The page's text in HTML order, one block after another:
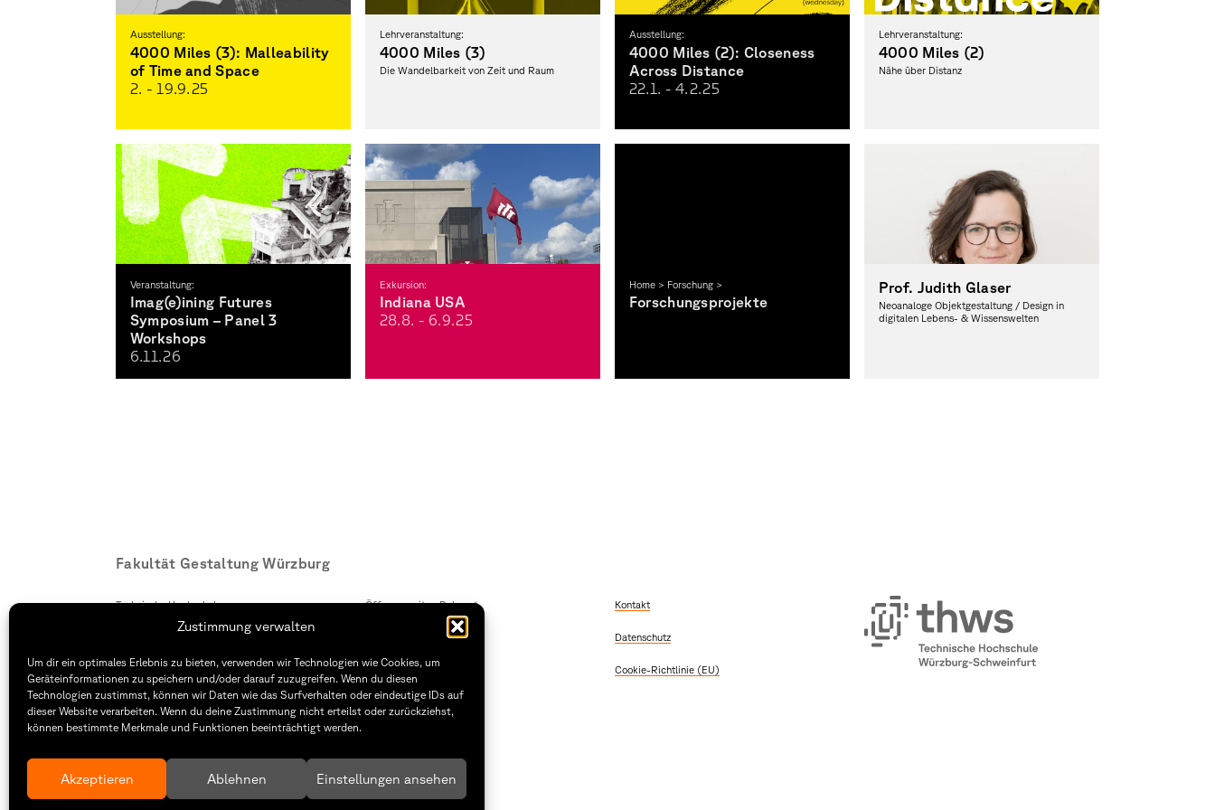
Zustimmung verwalten
Um dir ein optimales Erlebnis zu bieten, verwenden wir Technologien wie Cookies, um
Geräteinformationen zu speichern und/oder darauf zuzugreifen. Wenn du diesen
Technologien zustimmst, können wir Daten wie das Surfverhalten oder eindeutige IDs auf
dieser Website verarbeiten. Wenn du deine Zustimmung nicht erteilst oder zurückziehst,
können bestimmte Merkmale und Funktionen beeinträchtigt werden.
Akzeptieren Ablehnen Einstellungen ansehen
Ausstellung:
4000 Miles (3): Malleability
of Time and Space
2. - 19.9.25
Lehrveranstaltung:
4000 Miles (3)
Die Wandelbarkeit von Zeit und Raum
Ausstellung:
4000 Miles (2): Closeness
Across Distance
22.1. - 4.2.25
Lehrveranstaltung:
4000 Miles (2)
Nähe über Distanz
Veranstaltung:
Imag(e)ining Futures
Symposium – Panel 3
Workshops
6.11.26
Exkursion:
Indiana USA
28.8. - 6.9.25
Home > Forschung >
Forschungsprojekte
Prof. Judith Glaser
Neoanaloge Objektgestaltung / Design in
digitalen Lebens- & Wissenswelten
Fakultät Gestaltung Würzburg
Technische Hochschule
Würzburg-Schweinfurt
97074 Würzburg
tel: +49 931 35 11 93 02
mail: dekanat.fg@thws.de
Öffnungszeiten Dekanat
Dienstag & Donnerstag
8:30 – 15:30
Raum: I.1.29
Kontakt
Datenschutz
Cookie-Richtlinie (EU)